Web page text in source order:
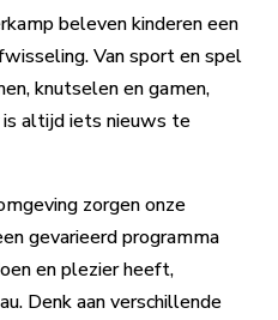
beleven kinderen een
Van sport en spel
knutselen en gamen,
altijd iets nieuws te
zorgen onze
gevarieerd programma
en plezier heeft,
Denk aan verschillende